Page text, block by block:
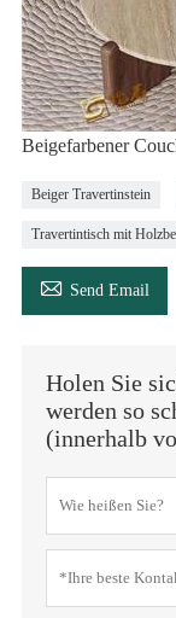
Beigefarbener
Beiger Travertinstein
Travertintisch mit
 Send Email
Holen Sie
werden so
(innerhalb